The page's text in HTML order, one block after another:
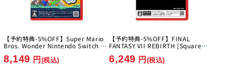
【予約特典-5%OFF】Super Mario
Bros. Wonder Nintendo Switch 2
Park [Nintendo][Switch2]
8,149 円 (税込)
【予約特典-5%OFF】FINAL
FANTASY VII REBIRTH [Square
6,249 円 (税込)